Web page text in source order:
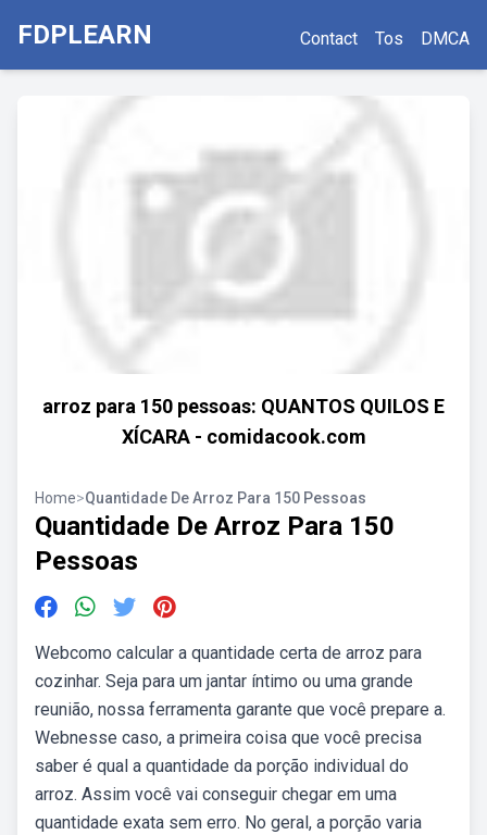
FDPLEARN Contact Tos DMCA
arroz para 150 pessoas: QUANTOS QUILOS E
XÍCARA - comidacook.com
Home>Quantidade De Arroz Para 150 Pessoas
Quantidade De Arroz Para 150
Pessoas
Webcomo calcular a quantidade certa de arroz para
cozinhar. Seja para um jantar íntimo ou uma grande
reunião, nossa ferramenta garante que você prepare a.
Webnesse caso, a primeira coisa que você precisa
saber é qual a quantidade da porção individual do
arroz. Assim você vai conseguir chegar em uma
quantidade exata sem erro. No geral, a porção varia